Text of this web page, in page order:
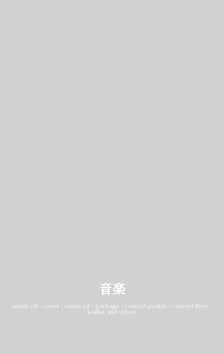
音楽
music cd – cover / music cd – package / concert poster / concert flyer /
leaflet and others